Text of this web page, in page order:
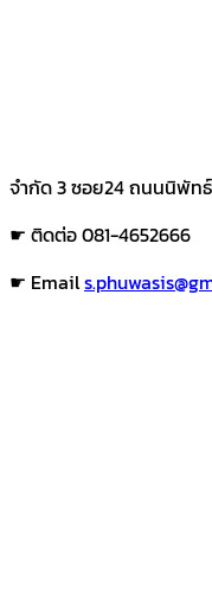
จำกัด 3 ซอย24 ถนนนิพัทธ์
☛ ติดต่อ 081-4652666
☛ Email